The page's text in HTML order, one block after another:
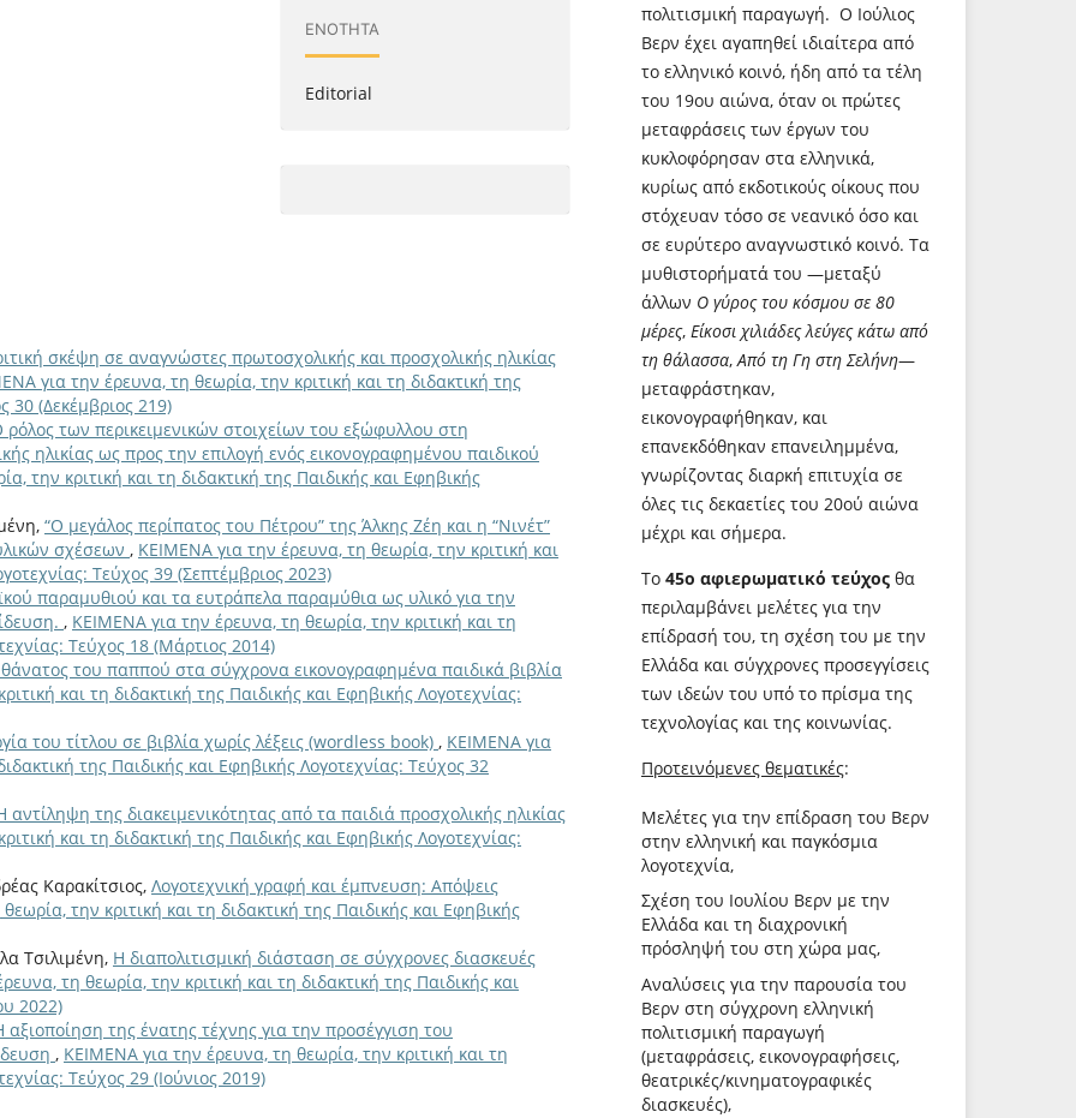
ΕΝΌΤΗΤΑ
Editorial
σκέψη σε αναγνώστες πρωτοσχολικής και προσχολικής ηλικίας
για την έρευνα, τη θεωρία, την κριτική και τη διδακτική της
30 (Δεκέμβριος 219)
ρόλος των περικειμενικών στοιχείων του εξώφυλλου στη
ηλικίας ως προς την επιλογή ενός εικονογραφημένου παιδικού
την κριτική και τη διδακτική της Παιδικής και Εφηβικής
“Ο μεγάλος περίπατος του Πέτρου” της Άλκης Ζέη και η “Νινέτ”
σχέσεων , ΚΕΙΜΕΝΑ για την έρευνα, τη θεωρία, την κριτική και
Τεύχος 39 (Σεπτέμβριος 2023)
παραμυθιού και τα ευτράπελα παραμύθια ως υλικό για την
, ΚΕΙΜΕΝΑ για την έρευνα, τη θεωρία, την κριτική και τη
Τεύχος 18 (Μάρτιος 2014)
του παππού στα σύγχρονα εικονογραφημένα παιδικά βιβλία
και τη διδακτική της Παιδικής και Εφηβικής Λογοτεχνίας:
του τίτλου σε βιβλία χωρίς λέξεις (wordless book) , ΚΕΙΜΕΝΑ για
της Παιδικής και Εφηβικής Λογοτεχνίας: Τεύχος 32
αντίληψη της διακειμενικότητας από τα παιδιά προσχολικής ηλικίας
και τη διδακτική της Παιδικής και Εφηβικής Λογοτεχνίας:
Καρακίτσιος, Λογοτεχνική γραφή και έμπνευση: Απόψεις
την κριτική και τη διδακτική της Παιδικής και Εφηβικής
Τσιλιμένη, Η διαπολιτισμική διάσταση σε σύγχρονες διασκευές
τη θεωρία, την κριτική και τη διδακτική της Παιδικής και
2022)
αξιοποίηση της ένατης τέχνης για την προσέγγιση του
, ΚΕΙΜΕΝΑ για την έρευνα, τη θεωρία, την κριτική και τη
Τεύχος 29 (Ιούνιος 2019)
πολιτισμική παραγωγή. Ο Ιούλιος
Βερν έχει αγαπηθεί ιδιαίτερα από
το ελληνικό κοινό, ήδη από τα τέλη
του 19ου αιώνα, όταν οι πρώτες
μεταφράσεις των έργων του
κυκλοφόρησαν στα ελληνικά,
κυρίως από εκδοτικούς οίκους που
στόχευαν τόσο σε νεανικό όσο και
σε ευρύτερο αναγνωστικό κοινό. Τα
μυθιστορήματά του —μεταξύ
άλλων Ο γύρος του κόσμου σε 80
μέρες, Είκοσι χιλιάδες λεύγες κάτω από
τη θάλασσα, Από τη Γη στη Σελήνη—
μεταφράστηκαν,
εικονογραφήθηκαν, και
επανεκδόθηκαν επανειλημμένα,
γνωρίζοντας διαρκή επιτυχία σε
όλες τις δεκαετίες του 20ού αιώνα
μέχρι και σήμερα.
Το 45ο αφιερωματικό τεύχος θα
περιλαμβάνει μελέτες για την
επίδρασή του, τη σχέση του με την
Ελλάδα και σύγχρονες προσεγγίσεις
των ιδεών του υπό το πρίσμα της
τεχνολογίας και της κοινωνίας.
Προτεινόμενες θεματικές:
Μελέτες για την επίδραση του Βερν
στην ελληνική και παγκόσμια
λογοτεχνία,
Σχέση του Ιουλίου Βερν με την
Ελλάδα και τη διαχρονική
πρόσληψή του στη χώρα μας,
Αναλύσεις για την παρουσία του
Βερν στη σύγχρονη ελληνική
πολιτισμική παραγωγή
(μεταφράσεις, εικονογραφήσεις,
θεατρικές/κινηματογραφικές
διασκευές),